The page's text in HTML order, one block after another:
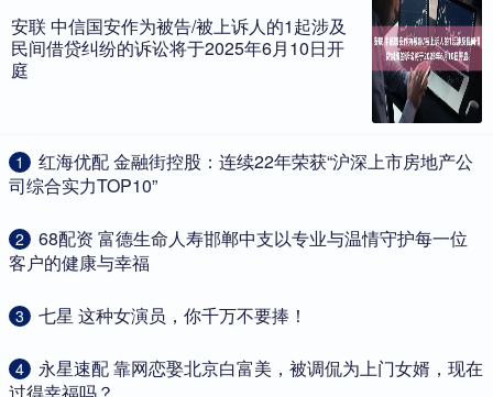
安联 中信国安作为被告/被上诉人的1起涉及
民间借贷纠纷的诉讼将于2025年6月10日开
庭
1
​红海优配 金融街控股：连续22年荣获“沪深上市房地产公
司综合实力TOP10”
2
​68配资 富德生命人寿邯郸中支以专业与温情守护每一位
客户的健康与幸福
3 ​七星 这种女演员，你千万不要捧！
4
​永星速配 靠网恋娶北京白富美，被调侃为上门女婿，现在